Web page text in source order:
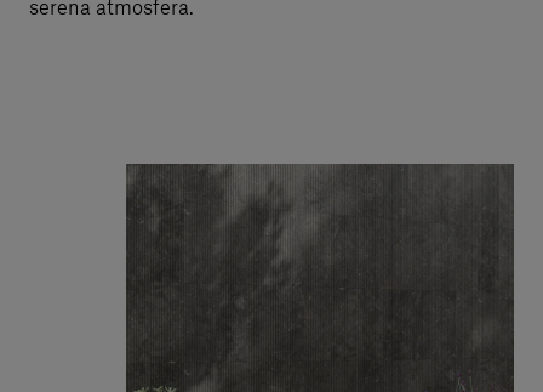
serena atmosfera.